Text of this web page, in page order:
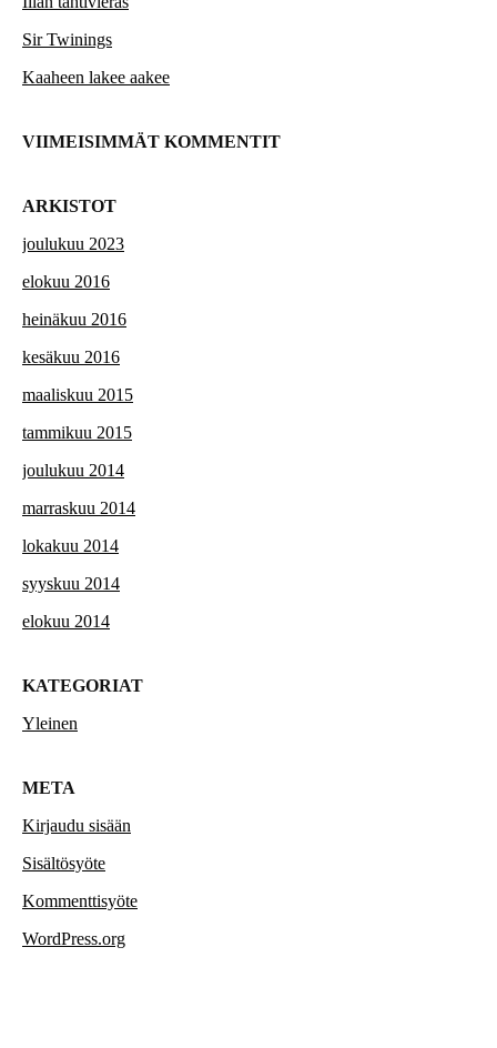
Sir Twinings
Kaaheen lakee aakee
VIIMEISIMMÄT KOMMENTIT
ARKISTOT
joulukuu 2023
elokuu 2016
heinäkuu 2016
kesäkuu 2016
maaliskuu 2015
tammikuu 2015
joulukuu 2014
marraskuu 2014
lokakuu 2014
syyskuu 2014
elokuu 2014
KATEGORIAT
Yleinen
META
Kirjaudu sisään
Sisältösyöte
Kommenttisyöte
WordPress.org